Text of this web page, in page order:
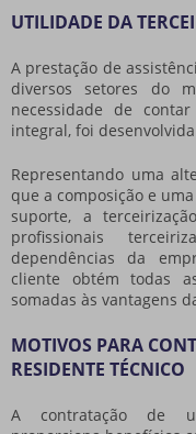
UTILIDADE DA
A prestação de
diversos setores do
necessidade de
integral, foi
Representando uma
que a composição e
suporte, a
profissionais
dependências da
cliente obtém todas
somadas às vantagens
MOTIVOS PARA
RESIDENTE TÉCNICO
A contratação de